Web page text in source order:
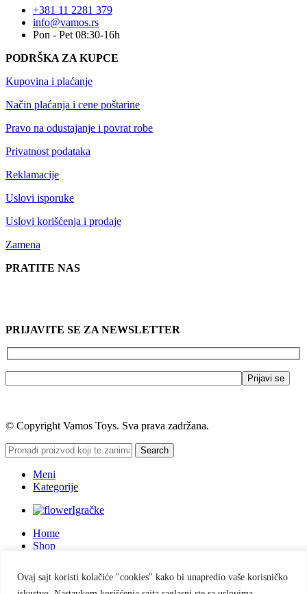
Ovaj sajt koristi kolačiće "cookies" kako bi unapredio vaše korisničko
+381 11 2281 379
info@vamos.rs
Pon - Pet 08:30-16h
PODRŠKA ZA KUPCE
Kupovina i plaćanje
Način plaćanja i cene poštarine
Pravo na odustajanje i povrat robe
Privatnost podataka
Reklamacije
Uslovi isporuke
Uslovi korišćenja i prodaje
Zamena
PRATITE NAS
PRIJAVITE SE ZA NEWSLETTER
© Copyright Vamos Toys. Sva prava zadržana.
Search
Meni
Kategorije
Igračke
Home
Shop
Uporedi proizvod